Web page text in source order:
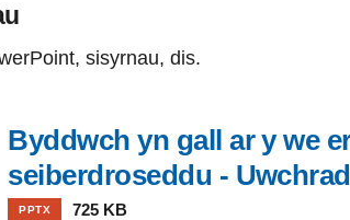
sisyrnau, dis.
Byddwch yn gall ar y we
seiberdroseddu -
PPTX 725 KB